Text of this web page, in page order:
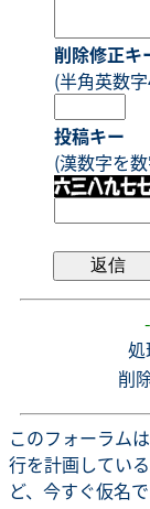
削除修正キ
(半角英数
投稿キー
(漢数字を
処
削
このフォーラム
行を計画してい
ど、今すぐ仮名